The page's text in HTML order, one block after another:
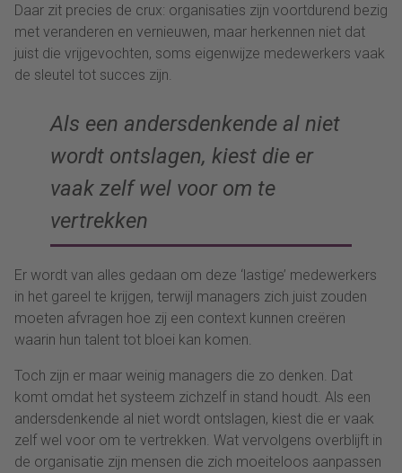
Daar zit precies de crux: organisaties zijn voortdurend bezig
met veranderen en vernieuwen, maar herkennen niet dat
juist die vrijgevochten, soms eigenwijze medewerkers vaak
de sleutel tot succes zijn.
Als een andersdenkende al niet
wordt ontslagen, kiest die er
vaak zelf wel voor om te
vertrekken
Er wordt van alles gedaan om deze ‘lastige’ medewerkers
in het gareel te krijgen, terwijl managers zich juist zouden
moeten afvragen hoe zij een context kunnen creëren
waarin hun talent tot bloei kan komen.
Toch zijn er maar weinig managers die zo denken. Dat
komt omdat het systeem zichzelf in stand houdt. Als een
andersdenkende al niet wordt ontslagen, kiest die er vaak
zelf wel voor om te vertrekken. Wat vervolgens overblijft in
de organisatie zijn mensen die zich moeiteloos aanpassen